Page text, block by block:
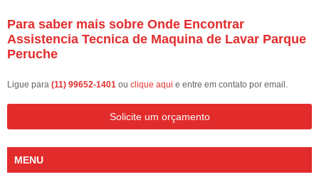
Para saber mais sobre Onde Encontrar
Assistencia Tecnica de Maquina de Lavar Parque
Peruche
Ligue para (11) 99652-1401 ou clique aqui e entre em contato por email.
Solicite um orçamento
MENU